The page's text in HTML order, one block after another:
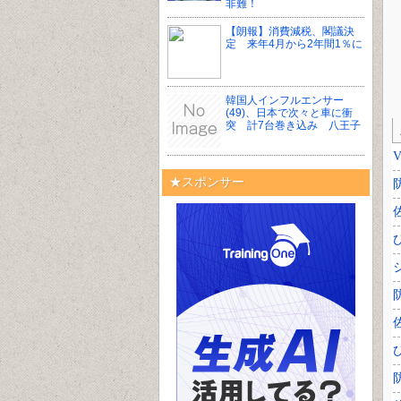
非難！
【朗報】消費減税、閣議決
定 来年4月から2年間1％に
韓国人インフルエンサー
(49)、日本で次々と車に衝
突 計7台巻き込み 八王子
★スポンサー